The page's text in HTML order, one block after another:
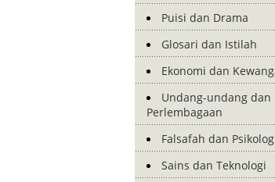
Puisi dan Drama
Glosari dan Istilah
Ekonomi dan
Undang-undang dan
Perlembagaan
Falsafah dan
Sains dan Teknologi